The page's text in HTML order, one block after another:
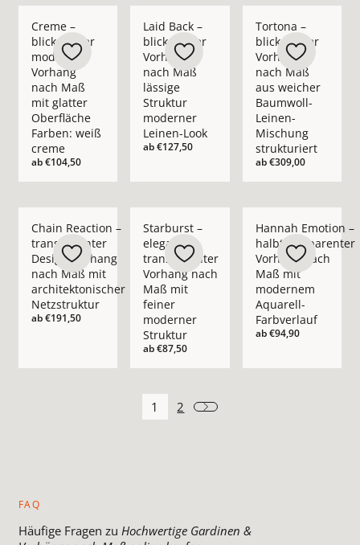
Creme –
blickdichter
moderner
Vorhang
nach Maß
mit glatter
Oberfläche
Farben: weiß
creme
ab€104,50
Laid Back –
blickdichter
Vorhang
nach Maß
lässige
Struktur
moderner
Leinen-Look
ab€127,50
Tortona –
blickdichter
Vorhang
nach Maß
aus weicher
Baumwoll-
Leinen-
Mischung
strukturiert
ab€309,00
Chain Reaction –
transparenter
Design-Vorhang
nach Maß mit
architektonischer
Netzstruktur
ab€191,50
Starburst –
eleganter
transparenter
Vorhang nach
Maß mit
feiner
moderner
Struktur
ab€87,50
Hannah Emotion –
halbtransparenter
Vorhang nach
Maß mit
modernem
Aquarell-
Farbverlauf
ab€94,90
1 2
FAQ
Häufige Fragen zu Hochwertige Gardinen &